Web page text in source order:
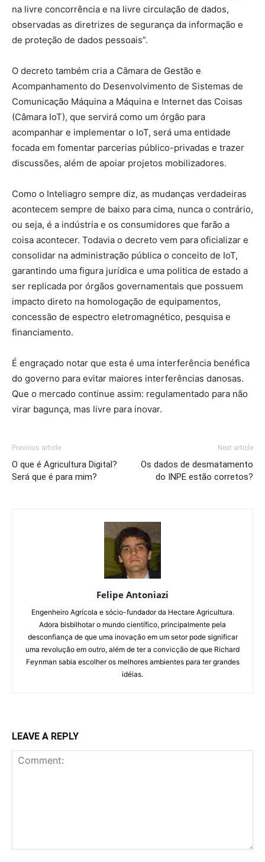
na livre concorrência e na livre circulação de dados,
observadas as diretrizes de segurança da informação e
de proteção de dados pessoais”.
O decreto também cria a Câmara de Gestão e
Acompanhamento do Desenvolvimento de Sistemas de
Comunicação Máquina a Máquina e Internet das Coisas
(Câmara IoT), que servirá como um órgão para
acompanhar e implementar o IoT, será uma entidade
focada em fomentar parcerias público-privadas e trazer
discussões, além de apoiar projetos mobilizadores.
Como o Inteliagro sempre diz, as mudanças verdadeiras
acontecem sempre de baixo para cima, nunca o contrário,
ou seja, é a indústria e os consumidores que farão a
coisa acontecer. Todavia o decreto vem para oficializar e
consolidar na administração pública o conceito de IoT,
garantindo uma figura jurídica e uma politica de estado a
ser replicada por órgãos governamentais que possuem
impacto direto na homologação de equipamentos,
concessão de espectro eletromagnético, pesquisa e
financiamento.
É engraçado notar que esta é uma interferência benéfica
do governo para evitar maiores interferências danosas.
Que o mercado continue assim: regulamentado para não
virar bagunça, mas livre para inovar.
Previous article
O que é Agricultura Digital?
Será que é para mim?
Next article
Os dados de desmatamento
do INPE estão corretos?
Felipe Antoniazi
Engenheiro Agrícola e sócio-fundador da Hectare Agricultura.
Adora bisbilhotar o mundo científico, principalmente pela
desconfiança de que uma inovação em um setor pode significar
uma revolução em outro, além de ter a convicção de que Richard
Feynman sabia escolher os melhores ambientes para ter grandes
idéias.
LEAVE A REPLY